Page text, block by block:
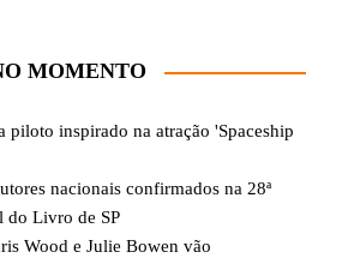
MOMENTO
piloto inspirado na atração 'Spaceship
nacionais confirmados na 28ª
do Livro de SP
Wood e Julie Bowen vão